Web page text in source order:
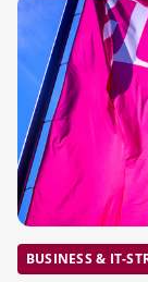
BUSINESS & IT-